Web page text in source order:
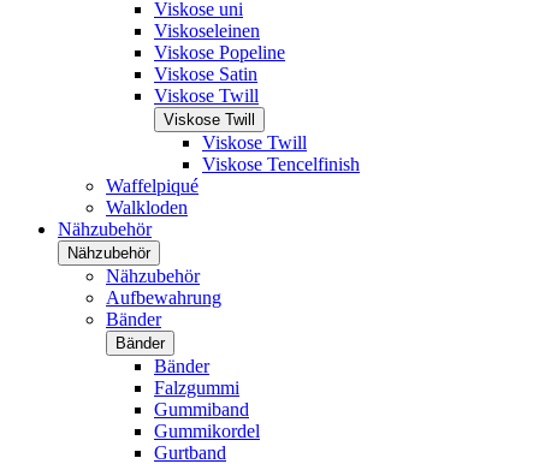
Viskose uni
Viskoseleinen
Viskose Popeline
Viskose Satin
Viskose Twill
Viskose Twill
Viskose Twill
Viskose Tencelfinish
Waffelpiqué
Walkloden
Nähzubehör
Nähzubehör
Nähzubehör
Aufbewahrung
Bänder
Bänder
Bänder
Falzgummi
Gummiband
Gummikordel
Gurtband